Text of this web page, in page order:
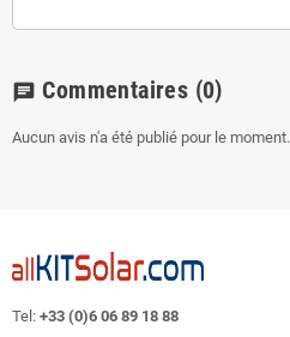
chat Commentaires (0)
Aucun avis n'a été publié pour le moment.
Tel: +33 (0)6 06 89 18 88